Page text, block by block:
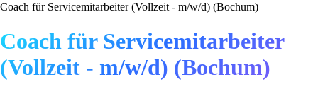
Coach für Servicemitarbeiter (Vollzeit - m/w/d) (Bochum)
Coach für Servicemitarbeiter
(Vollzeit - m/w/d) (Bochum)